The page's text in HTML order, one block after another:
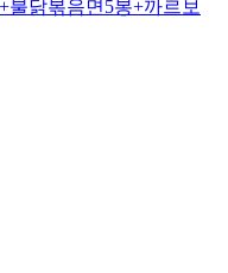
불닭볶음면5봉+까르보